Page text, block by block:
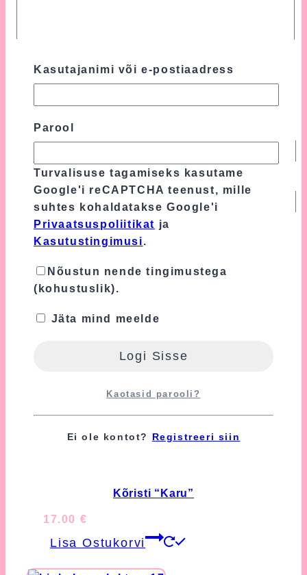
Nimi*
Turvalisuse tagamiseks kasutame Google'i
reCAPTCHA teenust, mille suhtes
kohaldatakse Google'iPrivaatsuspoliitikat
Kasutustingimusi
Nõustun nende tingimustega
Seotud tooted
Kõristi “Karu”
17.00 €
Lisa Ostukorvi
Kasutajanimi või e-postiaadress
Parool
Turvalisuse tagamiseks kasutame
Google'i reCAPTCHA teenust, mille
suhtes kohaldatakse Google'i
Privaatsuspoliitikat ja
Kasutustingimusi.
Nõustun nende tingimustega
(kohustuslik).
Jäta mind meelde
Kaotasid parooli?
Ei ole kontot? Registreeri siin